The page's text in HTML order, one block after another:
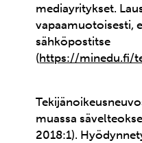
mediayritykset.
vapaamuotoisesti,
sähköpostitse
(https://minedu.fi/
muassa
2018:1).